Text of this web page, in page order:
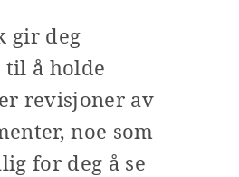
gir deg
å holde
revisjoner av
noe som
for deg å se